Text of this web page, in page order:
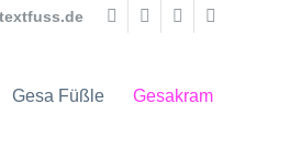
Gesa Füßle Gesakram